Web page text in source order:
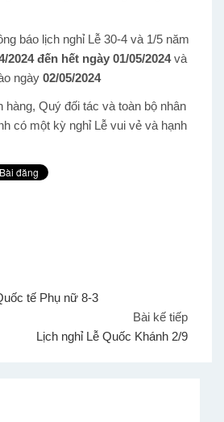
báo lịch nghỉ Lễ 30-4 và 1/5 năm
2024 đến hết ngày 01/05/2024và
ngày 02/05/2024
hàng, Quý đối tác và toàn bộ nhân
có một kỳ nghỉ Lễ vui vẻ và hạnh
tế Phụ nữ 8-3
Bài kế tiếp
Lịch nghỉ Lễ Quốc Khánh 2/9